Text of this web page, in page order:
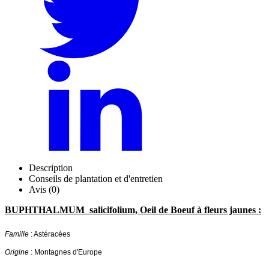
Description
Conseils de plantation et d'entretien
Avis (0)
BUPHTHALMUM salicifolium, Oeil de Boeuf à fleurs jaunes :
Famille : Astéracées
Origine : Montagnes d'Europe